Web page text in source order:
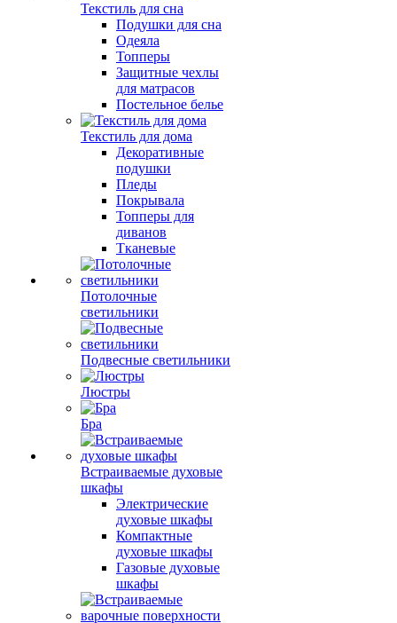
Текстиль для сна
Подушки для сна
Одеяла
Топперы
Защитные чехлы
для матрасов
Постельное белье
Текстиль для дома
Декоративные
подушки
Пледы
Покрывала
Топперы для
диванов
Тканевые
Потолочные
светильники
Подвесные светильники
Люстры
Бра
Встраиваемые духовые
шкафы
Электрические
духовые шкафы
Компактные
духовые шкафы
Газовые духовые
шкафы